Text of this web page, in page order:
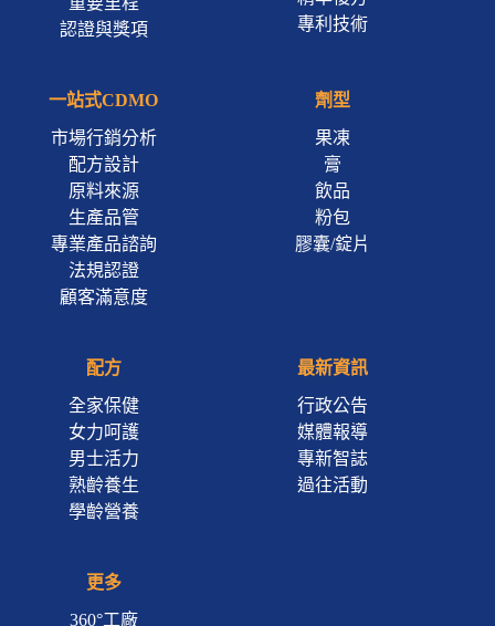
認證與獎項
專利技術
一站式CDMO
市場行銷分析
配方設計
原料來源
生產品管
專業產品諮詢
法規認證
顧客滿意度
劑型
果凍
膏
飲品
粉包
膠囊/錠片
配方
全家保健
女力呵護
男士活力
熟齡養生
學齡營養
最新資訊
行政公告
媒體報導
專新智誌
過往活動
更多
360°工廠